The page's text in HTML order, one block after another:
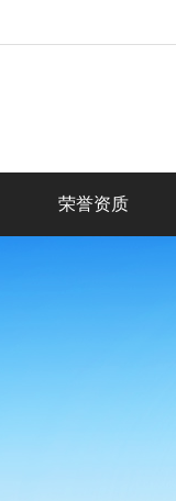
荣誉资质